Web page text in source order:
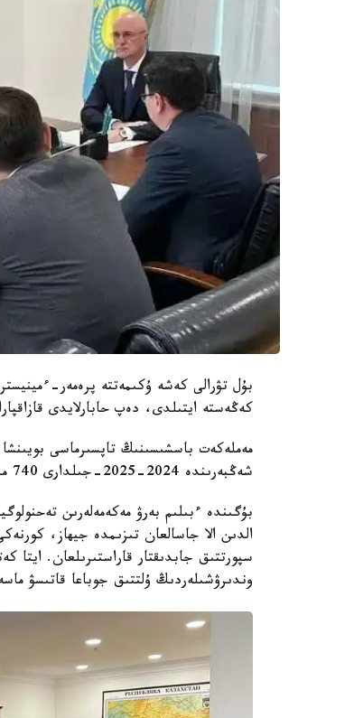
بۇل تۋرالى كەشە ۇكىمەتتە پرەمەر-
كەڭەستە ايتىلدى، دەپ حابارلايدى
مەملەكەت باسشىسىنىڭ تاپسىرماسى
شەڭبەرىندە 2024-2025-جىلدارى 740 مىڭ وقۋشىعا ارنالعان، جاڭا فورماتتاعى 369 مەكتەپ سالىنادى.
بۇگىندە ءبىلىم بەرۋ مەكەمەلەرىن
الدىن الا جاسالعان تىزىمدە جيھاز،
سپورتتىق جابدىقتار قاراستىرىلعان.
وندىرۋشىلەردىڭ ۇلتتىق جوباعا قاتىسۋ